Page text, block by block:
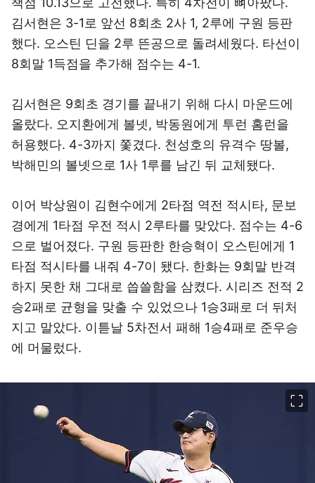
김서현은 3-1로 앞선 8회초 2사 1, 2루에 구원 등판
했다. 오스틴 딘을 2루 뜬공으로 돌려세웠다. 타선이
8회말 1득점을 추가해 점수는 4-1.
김서현은 9회초 경기를 끝내기 위해 다시 마운드에
올랐다. 오지환에게 볼넷, 박동원에게 투런 홈런을
허용했다. 4-3까지 쫓겼다. 천성호의 유격수 땅볼,
박해민의 볼넷으로 1사 1루를 남긴 뒤 교체됐다.
이어 박상원이 김현수에게 2타점 역전 적시타, 문보
경에게 1타점 우전 적시 2루타를 맞았다. 점수는 4-6
으로 벌어졌다. 구원 등판한 한승혁이 오스틴에게 1
타점 적시타를 내줘 4-7이 됐다. 한화는 9회말 반격
하지 못한 채 그대로 씁쓸함을 삼켰다. 시리즈 전적 2
승2패로 균형을 맞출 수 있었으나 1승3패로 더 뒤처
지고 말았다. 이튿날 5차전서 패해 1승4패로 준우승
에 머물렀다.